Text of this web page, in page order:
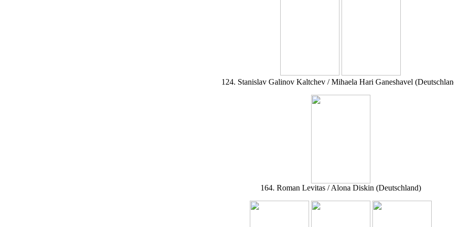
124. Stanislav Galinov Kaltchev / Mihaela Hari Ganeshavel
164. Roman Levitas / Alona Diskin (Deutschland)